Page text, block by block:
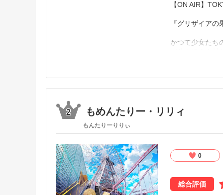
【ON AIR】
『グリザイア
かつて少女たち
これは、血と硝
2 もめんたりー・リリィ
もんたりーりりぃ
0
総合評価